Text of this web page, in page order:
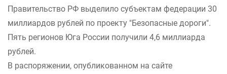
Правительство РФ выделило субъектам федерации 30
миллиардов рублей по проекту "Безопасные дороги".
Пять регионов Юга России получили 4,6 миллиарда
рублей.
В распоряжении, опубликованном на сайте